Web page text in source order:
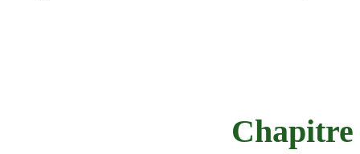
Chapitre